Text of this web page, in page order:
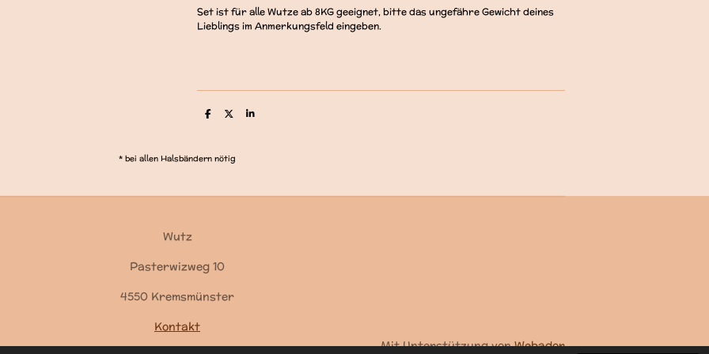
Set ist für alle Wutze ab 8KG geeignet, bitte das ungefähre Gewicht deines
Lieblings im Anmerkungsfeld eingeben.
T
e
n
T
e
n
T
* bei allen Halsbändern nötig
Wutz
Pasterwizweg 10
4550 Kremsmünster
Kontakt
Mit Unterstützung vonWebador